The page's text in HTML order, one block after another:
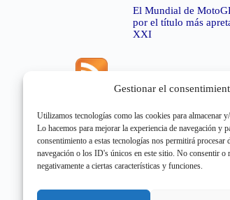
Gestionar el
Utilizamos tecnologías como las cookies para almacenar
Lo hacemos para mejorar la experiencia de navegación y
consentimiento a estas tecnologías nos permitirá procesar
navegación o los ID's únicos en este sitio. No consentir o
negativamente a ciertas características y funciones.
El Mundial de
por el título más
XXI
Error de RSS:Retrieved
"404"